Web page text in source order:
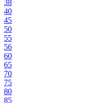
38
40
45
50
55
56
60
65
70
75
80
85